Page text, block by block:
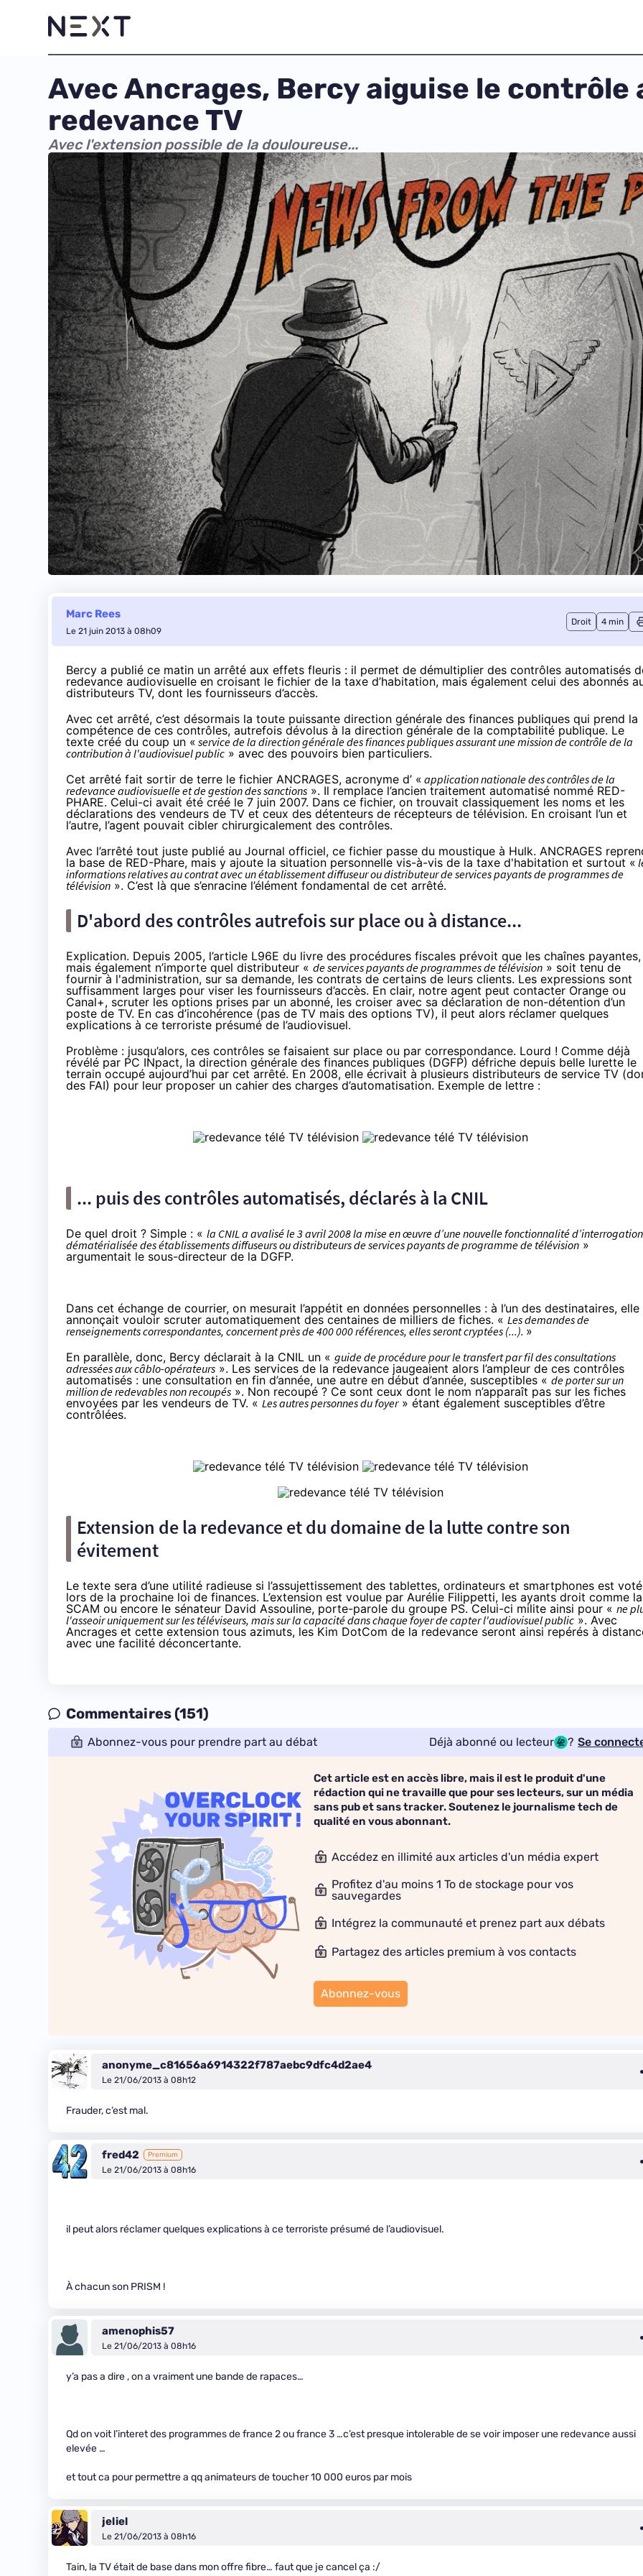
Avec Ancrages, Bercy aiguise le contrôle
redevance TV
Avec l'extension possible de la douloureuse...
Marc Rees
Le 21 juin 2013 à 08h09
Droit 4 min
Bercy a publié ce matin un arrêté aux effets fleuris : il permet de démultiplier des contrôles automatisés
redevance audiovisuelle en croisant le fichier de la taxe d’habitation, mais également celui des abonnés
distributeurs TV, dont les fournisseurs d’accès.
Avec cet arrêté, c’est désormais la toute puissante direction générale des finances publiques qui prend la
compétence de ces contrôles, autrefois dévolus à la direction générale de la comptabilité publique. Le
texte créé du coup un « service de la direction générale des finances publiques assurant une mission de contrôle de la
contribution à l'audiovisuel public » avec des pouvoirs bien particuliers.
Cet arrêté fait sortir de terre le fichier ANCRAGES, acronyme d’ « application nationale des contrôles de la
redevance audiovisuelle et de gestion des sanctions ». Il remplace l’ancien traitement automatisé nommé RED-
PHARE. Celui-ci avait été créé le 7 juin 2007. Dans ce fichier, on trouvait classiquement les noms et les
déclarations des vendeurs de TV et ceux des détenteurs de récepteurs de télévision. En croisant l’un et
l’autre, l’agent pouvait cibler chirurgicalement des contrôles.
Avec l’arrêté tout juste publié au Journal officiel, ce fichier passe du moustique à Hulk. ANCRAGES
la base de RED-Phare, mais y ajoute la situation personnelle vis-à-vis de la taxe d'habitation et surtout «
informations relatives au contrat avec un établissement diffuseur ou distributeur de services payants de programmes de
télévision ». C’est là que s’enracine l’élément fondamental de cet arrêté.
D'abord des contrôles autrefois sur place ou à distance...
Explication. Depuis 2005, l’article L96E du livre des procédures fiscales prévoit que les chaînes payantes,
mais également n’importe quel distributeur « de services payants de programmes de télévision » soit tenu de
fournir à l'administration, sur sa demande, les contrats de certains de leurs clients. Les expressions sont
suffisamment larges pour viser les fournisseurs d’accès. En clair, notre agent peut contacter Orange ou
Canal+, scruter les options prises par un abonné, les croiser avec sa déclaration de non-détention d’un
poste de TV. En cas d’incohérence (pas de TV mais des options TV), il peut alors réclamer quelques
explications à ce terroriste présumé de l’audiovisuel.
Problème : jusqu’alors, ces contrôles se faisaient sur place ou par correspondance. Lourd ! Comme déjà
révélé par PC INpact, la direction générale des finances publiques (DGFP) défriche depuis belle lurette le
terrain occupé aujourd’hui par cet arrêté. En 2008, elle écrivait à plusieurs distributeurs de service TV
des FAI) pour leur proposer un cahier des charges d’automatisation. Exemple de lettre :
... puis des contrôles automatisés, déclarés à la CNIL
De quel droit ? Simple : « la CNIL a avalisé le 3 avril 2008 la mise en œuvre d’une nouvelle fonctionnalité d’interrogation
dématérialisée des établissements diffuseurs ou distributeurs de services payants de programme de télévision »
argumentait le sous-directeur de la DGFP.
Dans cet échange de courrier, on mesurait l’appétit en données personnelles : à l’un des destinataires, elle
annonçait vouloir scruter automatiquement des centaines de milliers de fiches. « Les demandes de
renseignements correspondantes, concernent près de 400 000 références, elles seront cryptées (...). »
En parallèle, donc, Bercy déclarait à la CNIL un « guide de procédure pour le transfert par fil des consultations
adressées aux câblo-opérateurs ». Les services de la redevance jaugeaient alors l’ampleur de ces contrôles
automatisés : une consultation en fin d’année, une autre en début d’année, susceptibles « de porter sur un
million de redevables non recoupés ». Non recoupé ? Ce sont ceux dont le nom n’apparaît pas sur les fiches
envoyées par les vendeurs de TV. « Les autres personnes du foyer» étant également susceptibles d’être
contrôlées.
Extension de la redevance et du domaine de la lutte contre son
évitement
Le texte sera d’une utilité radieuse si l’assujettissement des tablettes, ordinateurs et smartphones est voté
lors de la prochaine loi de finances. L’extension est voulue par Aurélie Filippetti, les ayants droit comme la
SCAM ou encore le sénateur David Assouline, porte-parole du groupe PS. Celui-ci milite ainsi pour « ne
l'asseoir uniquement sur les téléviseurs, mais sur la capacité dans chaque foyer de capter l'audiovisuel public ». Avec
Ancrages et cette extension tous azimuts, les Kim DotCom de la redevance seront ainsi repérés à
avec une facilité déconcertante.
Commentaires (151)
Abonnez-vous pour prendre part au débat Déjà abonné ou lecteur ? Se
Cet article est en accès libre, mais il est le produit d'une
rédaction qui ne travaille que pour ses lecteurs, sur un média
sans pub et sans tracker. Soutenez le journalisme tech de
qualité en vous abonnant.
Accédez en illimité aux articles d'un média expert
Profitez d'au moins 1 To de stockage pour vos
sauvegardes
Intégrez la communauté et prenez part aux débats
Partagez des articles premium à vos contacts
Abonnez-vous
anonyme_c81656a6914322f787aebc9dfc4d2ae4
Le 21/06/2013 à 08h12
Frauder, c’est mal.
fred42 Premium
Le 21/06/2013 à 08h16
il peut alors réclamer quelques explications à ce terroriste présumé de l’audiovisuel.
À chacun son PRISM !
amenophis57
Le 21/06/2013 à 08h16
y’a pas a dire , on a vraiment une bande de rapaces…
Qd on voit l’interet des programmes de france 2 ou france 3 …c’est presque intolerable de se voir imposer une redevance aussi
elevée …
et tout ca pour permettre a qq animateurs de toucher 10 000 euros par mois
jeliel
Le 21/06/2013 à 08h16
Tain, la TV était de base dans mon offre fibre… faut que je cancel ça :/